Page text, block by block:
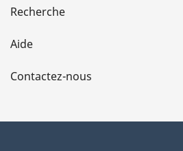
l
a
Recherche
Aide
Contactez-nous